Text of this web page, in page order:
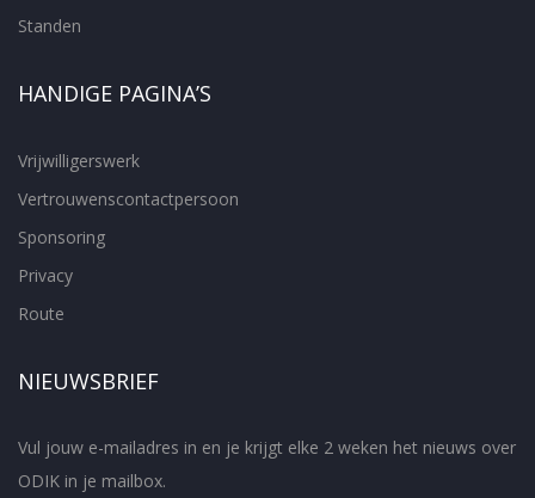
Standen
HANDIGE PAGINA’S
Vrijwilligerswerk
Vertrouwenscontactpersoon
Sponsoring
Privacy
Route
NIEUWSBRIEF
Vul jouw e-mailadres in en je krijgt elke 2 weken het nieuws over
ODIK in je mailbox.